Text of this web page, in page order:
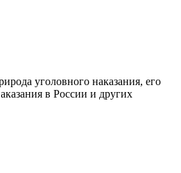
уголовного наказания, его
в России и других